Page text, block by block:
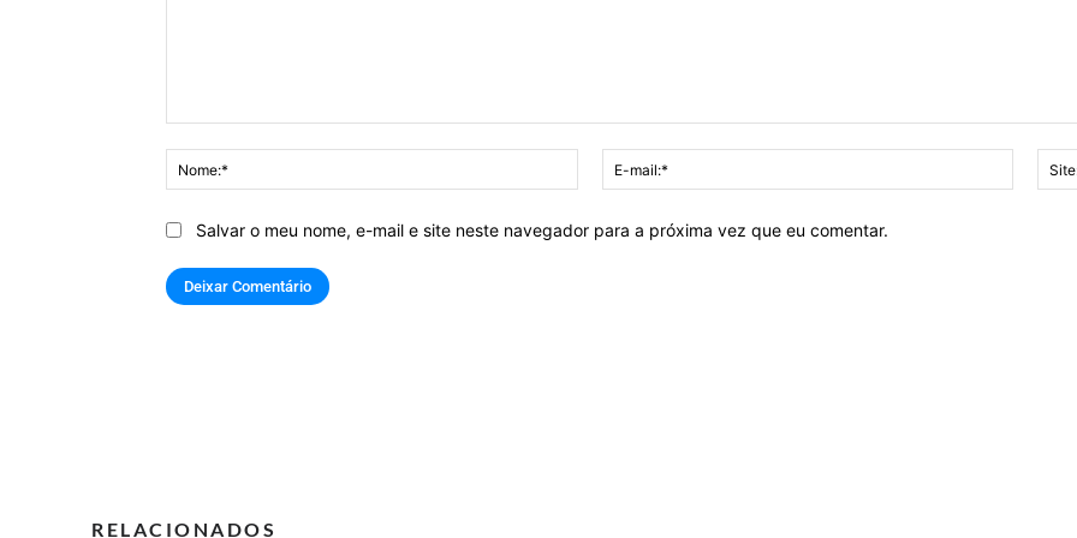
Nome:*
mail:*
Salvar o meu nome, e-mail e site neste navegador para a próxima vez que eu comentar.
RELACIONADOS